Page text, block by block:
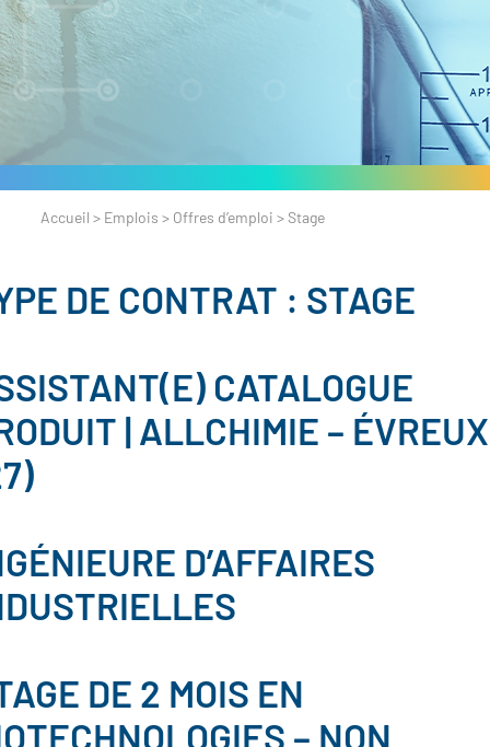
Accueil > Emplois > Offres d’emploi > Stage
DE CONTRAT : STAGE
CATALOGUE
| ALLCHIMIE – ÉVREUX
D’AFFAIRES
DE 2 MOIS EN